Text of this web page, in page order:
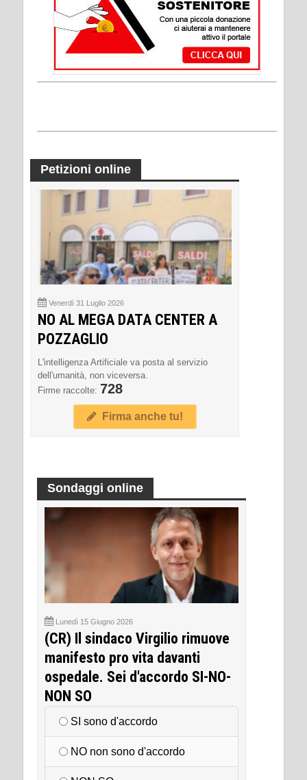
Petizioni online
Venerdì 31 Luglio 2026
NO AL MEGA DATA CENTER A
POZZAGLIO
L'intelligenza Artificiale va posta al servizio
dell'umanità, non viceversa.
Firme raccolte: 728
Firma anche tu!
Sondaggi online
Lunedì 15 Giugno 2026
(CR) Il sindaco Virgilio rimuove
manifesto pro vita davanti
ospedale. Sei d'accordo SI-NO-
NON SO
SI sono d'accordo
NO non sono d'accordo